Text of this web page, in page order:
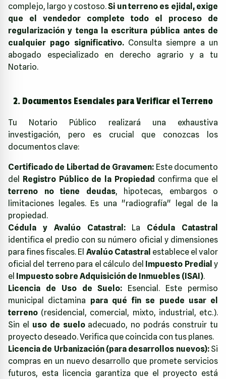
complejo, largo y costoso.Si un terreno es ejidal, exige
que el vendedor complete todo el proceso de
regularización y tenga la escritura pública antes de
cualquier pago significativo.Consulta siempre a un
abogado especializado en derecho agrario y a tu
Notario.
2. Documentos Esenciales para Verificar el Terreno
Tu Notario Público realizará una exhaustiva
investigación, pero es crucial que conozcas los
documentos clave:
Certificado de Libertad de Gravamen: Este documento
del
Registro Público de la Propiedad confirma que el
terreno no tiene deudas, hipotecas, embargos o
limitaciones legales. Es una "radiografía" legal de la
propiedad.
Cédula y Avalúo Catastral:La Cédula Catastral
identifica el predio con su número oficial y dimensiones
para fines fiscales. El Avalúo Catastral establece el valor
oficial del terreno para el cálculo del
Impuesto Predial y
el
Impuesto sobre Adquisición de Inmuebles (ISAI).
Licencia de Uso de Suelo: Esencial. Este permiso
municipal dictamina para qué fin se puede usar el
terreno (residencial, comercial, mixto, industrial, etc.).
Sin el uso de sueloadecuado, no podrás construir tu
proyecto deseado. Verifica que coincida con tus planes.
Licencia de Urbanización (para desarrollos nuevos):Si
compras en un nuevo desarrollo que promete servicios
futuros, esta licencia garantiza que el proyecto está